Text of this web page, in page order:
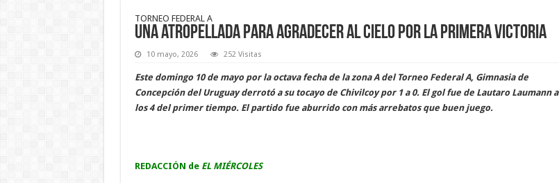
TORNEO FEDERAL A
Una atropellada para agradecer al cielo por la primera victoria
10 mayo, 2026 252 Visitas
Este domingo 10 de mayo por la octava fecha de la zona A del Torneo Federal A, Gimnasia de
Concepción del Uruguay derrotó a su tocayo de Chivilcoy por 1 a 0. El gol fue de Lautaro Laumann a
los 4 del primer tiempo. El partido fue aburrido con más arrebatos que buen juego.
REDACCIÓN de EL MIÉRCOLES